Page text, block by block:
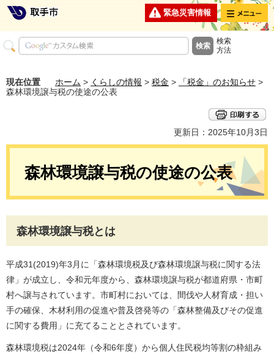
緊急災害情報 メニュー
検索
方法
現在位置 ホーム > くらしの情報 > 税金 > 「税金」のお知らせ >
森林環境譲与税の使途の公表
更新日：2025年10月3日
森林環境譲与税の使途の公表
森林環境譲与税とは
平成31(2019)年3月に「森林環境税及び森林環境譲与税に関する法
律」が成立し、令和元年度から、森林環境譲与税が都道府県・市町
村へ譲与されています。市町村においては、間伐や人材育成・担い
手の確保、木材利用の促進や普及啓発等の「森林整備及びその促進
に関する費用」に充てることとされています。
森林環境税は2024年（令和6年度）から個人住民税均等割の枠組み